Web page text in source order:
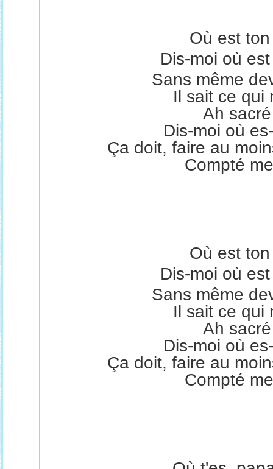
Où est
Dis-moi où
Sans même
Il sait ce qui
Ah
Dis-moi où
Ça doit, faire au
Compté
Où est
Dis-moi où
Sans même
Il sait ce qui
Ah
Dis-moi où
Ça doit, faire au
Compté